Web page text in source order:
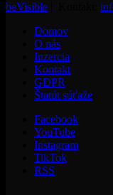
beVisible
Domov
O nás
Inzercia
Kontakt
GDPR
Štatút súťaže
Facebook
YouTube
Instagram
TikTok
RSS